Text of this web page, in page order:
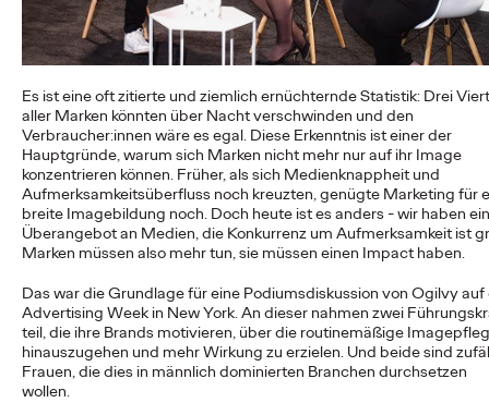
Es ist eine oft zitierte und ziemlich ernüchternde Statistik: Drei
aller Marken könnten über Nacht verschwinden und den
Verbraucher:innen wäre es egal. Diese Erkenntnis ist einer der
Hauptgründe, warum sich Marken nicht mehr nur auf ihr Image
konzentrieren können. Früher, als sich Medienknappheit und
Aufmerksamkeitsüberfluss noch kreuzten, genügte Marketing für
breite Imagebildung noch. Doch heute ist es anders - wir haben ein
Überangebot an Medien, die Konkurrenz um Aufmerksamkeit ist
Marken müssen also mehr tun, sie müssen einen Impact haben.
Das war die Grundlage für eine Podiumsdiskussion von Ogilvy auf
Advertising Week in New York. An dieser nahmen zwei
teil, die ihre Brands motivieren, über die routinemäßige
hinauszugehen und mehr Wirkung zu erzielen. Und beide sind
Frauen, die dies in männlich dominierten Branchen durchsetzen
wollen.
First-Agentur, die Weichen für die…
More →
NEWS
Reisen darf kein Luxus
sein: DB und Ogilvy
bewerben günstiges
Familienticket der
Bahn.
Carsten Becker 16/06/2026